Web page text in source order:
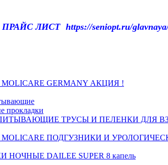
ПРАЙС ЛИСТ https://seniopt.ru/
MOLICARE GERMANY АКЦИЯ !
прокладки
ТРУСЫ И ПЕЛЕНКИ ДЛЯ
MOLICARE ПОДГУЗНИКИ И
НОЧНЫЕ DAILEE SUPER 8 капель